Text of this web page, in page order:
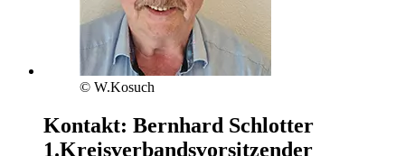
© W.Kosuch
Kontakt: Bernhard Schlotter
1.Kreisverbandsvorsitzender